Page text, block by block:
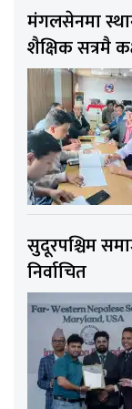
मंगलसेनमा
शैक्षिक सत्रमै
सुदूरपश्चिम
निर्वाचित